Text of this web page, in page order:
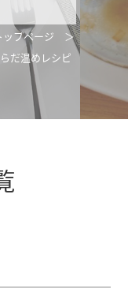
プページ
だ温めレシピ